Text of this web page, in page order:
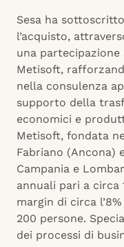
Sesa ha
l’acquisto,
una partecipazione
Metisoft,
nella consulenza
supporto della
economici e
Metisoft, fondata
Fabriano (Ancona)
Campania e
annuali pari a circa
margin di circa
200 persone.
dei processi di